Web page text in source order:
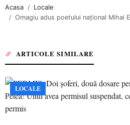
Acasa
Locale
Omagiu adus poetului național Mihai
ARTICOLE SIMILARE
LOCALE